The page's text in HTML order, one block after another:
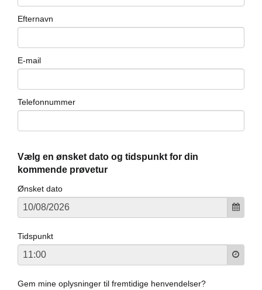
Efternavn
E-mail
Telefonnummer
Vælg en ønsket dato og tidspunkt for din
kommende prøvetur
Ønsket dato
Tidspunkt
Gem mine oplysninger til fremtidige henvendelser?